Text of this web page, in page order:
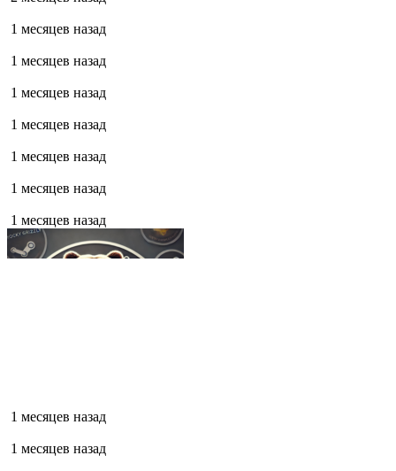
1 месяцев назад
1 месяцев назад
1 месяцев назад
1 месяцев назад
1 месяцев назад
1 месяцев назад
1 месяцев назад
1 месяцев назад
1 месяцев назад